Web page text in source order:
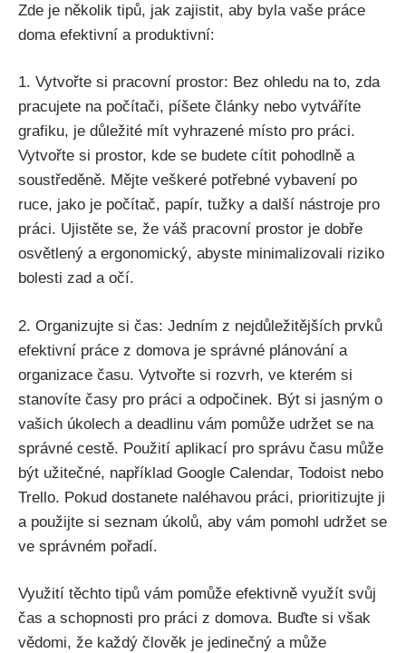
Zde je několik tipů, jak zajistit, aby byla vaše práce
doma efektivní a produktivní:
1. Vytvořte si pracovní prostor: Bez ohledu na to, zda
pracujete na počítači, píšete články nebo vytváříte
grafiku, je důležité mít vyhrazené místo pro práci.
Vytvořte si prostor, kde se budete cítit pohodlně a
soustředěně. Mějte veškeré potřebné vybavení po
ruce, jako je počítač, papír, tužky a další nástroje pro
práci. Ujistěte se, že váš pracovní prostor je dobře
osvětlený a ergonomický, abyste minimalizovali riziko
bolesti zad a očí.
2. Organizujte si čas: Jedním z nejdůležitějších prvků
efektivní práce z domova je správné plánování a
organizace času. Vytvořte si rozvrh, ve kterém si
stanovíte časy pro práci a odpočinek. Být si jasným o
vašich úkolech a deadlinu vám pomůže udržet se na
správné cestě. Použití aplikací pro správu času může
být užitečné, například Google Calendar, Todoist nebo
Trello. Pokud dostanete naléhavou práci, prioritizujte ji
a použijte si seznam úkolů, aby vám pomohl udržet se
ve správném pořadí.
Využití těchto tipů vám pomůže efektivně využít svůj
čas a schopnosti pro práci z domova. Buďte si však
vědomi, že každý člověk je jedinečný a může